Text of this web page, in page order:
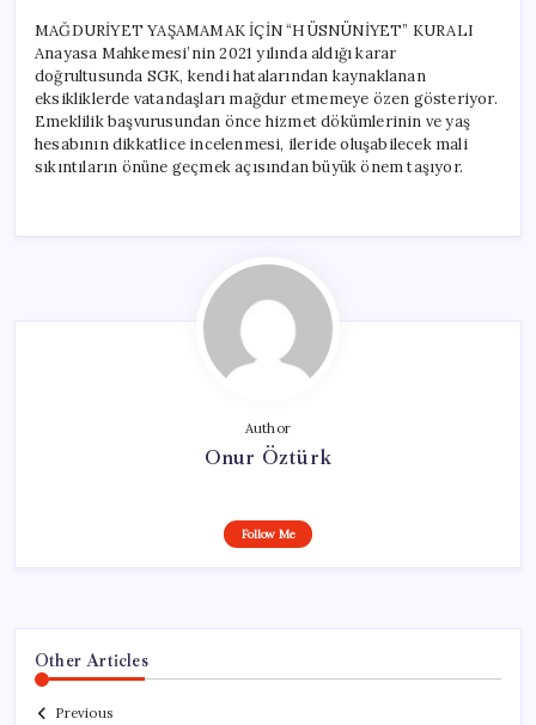
MAĞDURİYET YAŞAMAMAK İÇİN “HÜSNÜNİYET” KURALI
Anayasa Mahkemesi’nin 2021 yılında aldığı karar
doğrultusunda SGK, kendi hatalarından kaynaklanan
eksikliklerde vatandaşları mağdur etmemeye özen gösteriyor.
Emeklilik başvurusundan önce hizmet dökümlerinin ve yaş
hesabının dikkatlice incelenmesi, ileride oluşabilecek mali
sıkıntıların önüne geçmek açısından büyük önem taşıyor.
Author
Onur Öztürk
Follow Me
Other Articles
Previous